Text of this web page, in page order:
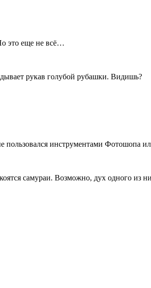
это еще не всё…
рукав голубой рубашки. Видишь?
пользовался инструментами Фотошопа
самураи. Возможно, дух одного из